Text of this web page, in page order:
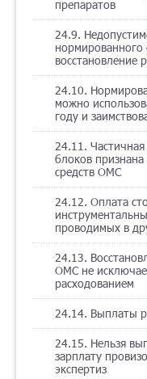
препаратов
24.9.
нормированного
восстановление
24.10.
можно
году и
24.11.
блоков
средств ОМС
24.12. Оплата
проводимых в
24.13.
ОМС не
расходованием
24.14. Выплаты
24.15. Нельзя
зарплату
экспертиз